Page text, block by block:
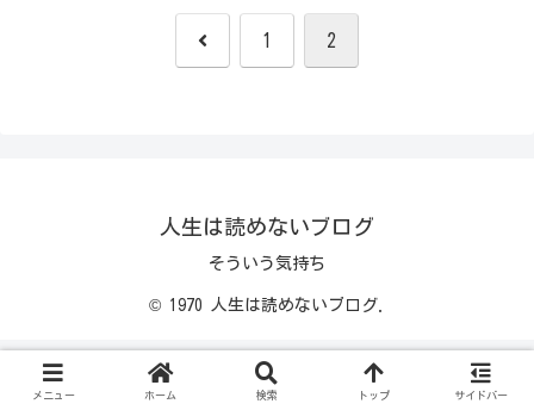
前 1 2
人生は読めないブログ
そういう気持ち
© 1970 人生は読めないブログ.
メニュー ホーム 検索 トップ サイドバー